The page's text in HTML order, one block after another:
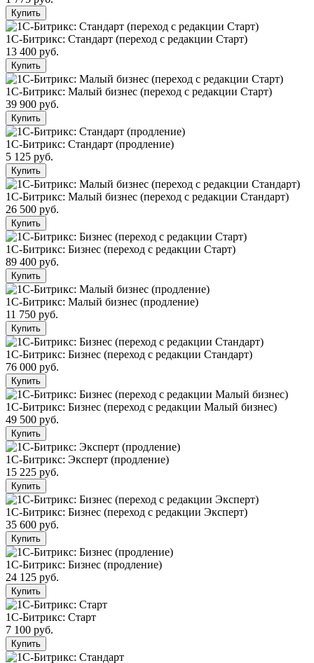
Купить
1С-Битрикс: Стандарт (переход с редакции Старт)
13 400 руб.
Купить
1С-Битрикс: Малый бизнес (переход с редакции Старт)
39 900 руб.
Купить
1С-Битрикс: Стандарт (продление)
5 125 руб.
Купить
1С-Битрикс: Малый бизнес (переход с редакции Стандарт)
26 500 руб.
Купить
1С-Битрикс: Бизнес (переход с редакции Старт)
89 400 руб.
Купить
1С-Битрикс: Малый бизнес (продление)
11 750 руб.
Купить
1С-Битрикс: Бизнес (переход с редакции Стандарт)
76 000 руб.
Купить
1С-Битрикс: Бизнес (переход с редакции Малый бизнес)
49 500 руб.
Купить
1С-Битрикс: Эксперт (продление)
15 225 руб.
Купить
1С-Битрикс: Бизнес (переход с редакции Эксперт)
35 600 руб.
Купить
1С-Битрикс: Бизнес (продление)
24 125 руб.
Купить
1С-Битрикс: Старт
7 100 руб.
Купить